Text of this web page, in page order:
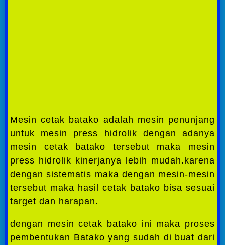
Mesin cetak batako adalah mesin penunjang
untuk mesin press hidrolik dengan adanya
mesin cetak batako tersebut maka mesin
press hidrolik kinerjanya lebih mudah.karena
dengan sistematis maka dengan mesin-mesin
tersebut maka hasil cetak batako bisa sesuai
target dan harapan.
dengan mesin cetak batako ini maka proses
pembentukan Batako yang sudah di buat dari